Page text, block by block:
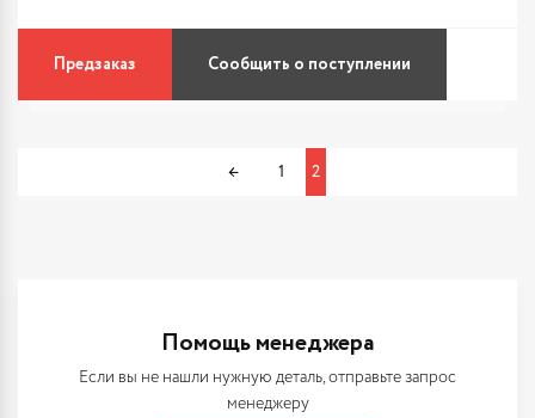
Предзаказ Сообщить о поступлении
← 1 2
Помощь менеджера
Если вы не нашли нужную деталь, отправьте запрос
менеджеру